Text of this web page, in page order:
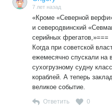
7 лет назад
«Кроме «Северной
и северодвинский
серийных фрегатов,»===
Когда при советской
ежемесячно спускали на
сухогрузному судну
кораблей. А теперь
великое событие.
Ответить 0